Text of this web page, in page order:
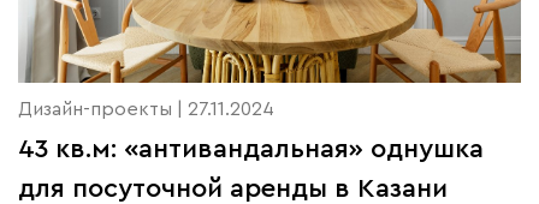
Дизайн-проекты | 27.11.2024
43 кв.м: «антивандальная» однушка
для посуточной аренды в Казани